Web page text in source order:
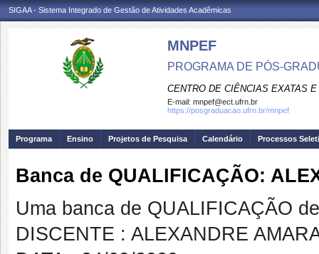
SIGAA - Sistema Integrado de Gestão de Atividades Acadêmicas
MNPEF
PROGRAMA DE PÓS-
CENTRO DE CIÊNCIAS EXATAS
E-mail: mnpef@ect.ufrn.br
https://posgraduacao.ufrn.br/mnpef
Programa Ensino Projetos de Pesquisa Calendário Processos
Banca de QUALIFICAÇÃO:
Uma banca de QUALIFICAÇÃO
DISCENTE : ALEXANDRE